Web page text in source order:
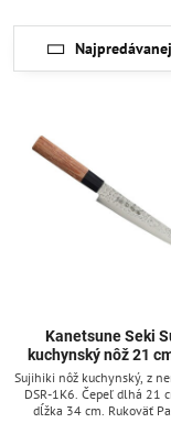
Kanetsune Seki
kuchynský nôž 21
Sujihiki nôž kuchynský, z
DSR-1K6. Čepeľ dlhá 21
dĺžka 34 cm. Rukoväť